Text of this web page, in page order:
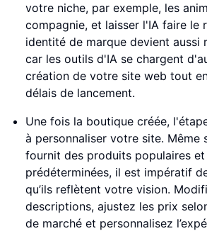
votre niche, par exemple, les
compagnie, et laisser l'IA faire le
identité de marque devient aussi
car les outils d'IA se chargent
création de votre site web tout
délais de lancement.
Une fois la boutique créée,
à personnaliser votre site. Même
fournit des produits populaires et
prédéterminées, il est impératif
qu’ils reflètent votre vision.
descriptions, ajustez les prix
de marché et personnalisez